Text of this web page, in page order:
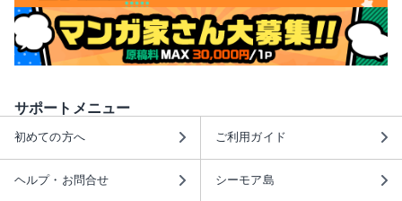
サポートメニュー
初めての方へ ご利用ガイド
ヘルプ・お問合せ シーモア島